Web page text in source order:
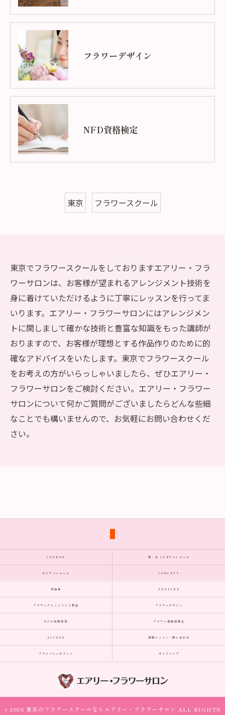
フラワーデザイン
NFD資格検定
東京 フラワースクール
東京でフラワースクールをしておりますエアリー・フラ
ワーサロンは、お客様が望まれるアレンジメント技術を
身に着けていただけるように丁寧にレッスンを行ってま
いります。エアリー・フラワーサロンにはアレンジメン
トに関しまして確かな技術と豊富な知識をもった講師が
おりますので、お客様が理想とする作品作りのために的
確なアドバイスをいたします。東京でフラワースクール
をお考えの方がいらっしゃいましたら、ぜひエアリー・
フラワーサロンをご検討ください。エアリー・フラワー
サロンについて何かご質問がございましたらどんな些細
なことでも構いませんので、お気軽にお問い合わせくだ
さい。
COURSE 英・仏（ビギナー）コース
カルチャーコース CONCEPT
作品集 FEATURE
フラワーアレンジメント教室 フラワーデザイン
NFD資格検定 フラワー装飾技能士
ACCESS 体験レッスン・問い合わせ
プライバシーポリシー サイトマップ
c 2026 東京のフラワースクールならエアリー・フラワーサロン ALL RIGHTS